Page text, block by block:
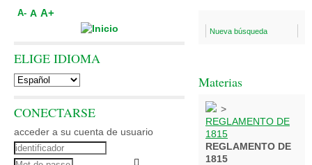
Nueva búsqueda
Materias
>
REGLAMENTO DE
1815
REGLAMENTO DE
1815
A- A A+
ELIGE IDIOMA
CONECTARSE
acceder a su cuenta de usuario